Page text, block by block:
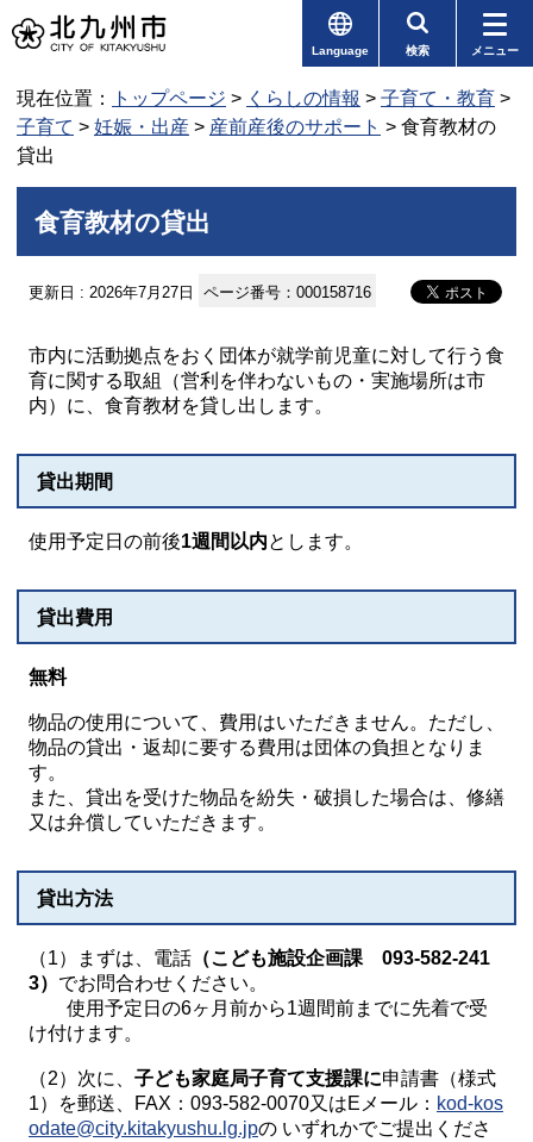
Language 検索 メニュー
現在位置： トップページ > くらしの情報 > 子育て・教育 >
子育て > 妊娠・出産 > 産前産後のサポート > 食育教材の
貸出
食育教材の貸出
更新日 : 2026年7月27日 ページ番号：000158716
市内に活動拠点をおく団体が就学前児童に対して行う食
育に関する取組（営利を伴わないもの・実施場所は市
内）に、食育教材を貸し出します。
貸出期間
使用予定日の前後1週間以内とします。
貸出費用
無料
物品の使用について、費用はいただきません。ただし、
物品の貸出・返却に要する費用は団体の負担となりま
す。
また、貸出を受けた物品を紛失・破損した場合は、修繕
又は弁償していただきます。
貸出方法
（1）まずは、電話 （こども施設企画課 093-582-241
3） でお問合わせください。
使用予定日の6ヶ月前から1週間前までに先着で受
け付けます。
（2）次に、 子ども家庭局子育て支援課に申請書（様式
1）を郵送、FAX：093-582-0070又はEメール： kod-kos
odate@city.kitakyushu.lg.jpの いずれかでご提出くださ